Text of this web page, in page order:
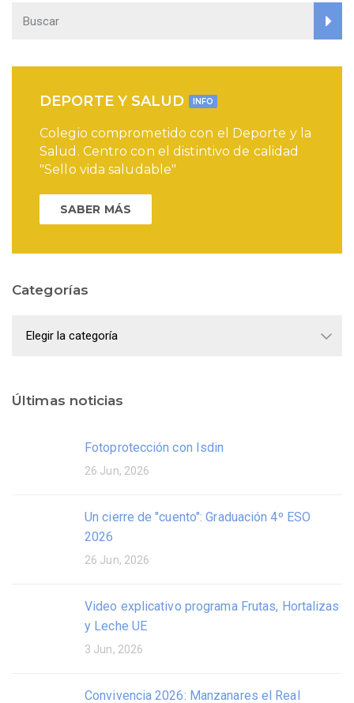
DEPORTE Y SALUD INFO
Colegio comprometido con el Deporte y la
Salud. Centro con el distintivo de calidad
"Sello vida saludable"
SABER MÁS
Categorías
Últimas noticias
Fotoprotección con Isdin
26 Jun, 2026
Un cierre de "cuento": Graduación 4º ESO
2026
26 Jun, 2026
Video explicativo programa Frutas, Hortalizas
y Leche UE
3 Jun, 2026
Convivencia 2026: Manzanares el Real